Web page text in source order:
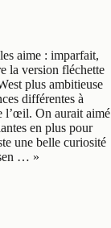
aime : imparfait,
la version fléchette
plus ambitieuse
différentes à
l’œil. On aurait aimé
en plus pour
une belle curiosité
… »